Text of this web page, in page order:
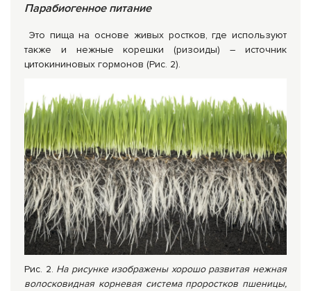
Парабиогенное питание
Это пища на основе живых ростков, где используют
также и нежные корешки (ризоиды) – источник
цитокининовых гормонов (Рис. 2).
Рис. 2. На рисунке изображены хорошо развитая нежная
волосковидная корневая система проростков пшеницы,